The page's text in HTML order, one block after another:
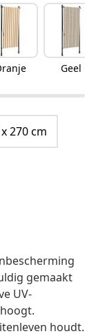
Geel
270 cm
gemaakt
UV-
houdt.